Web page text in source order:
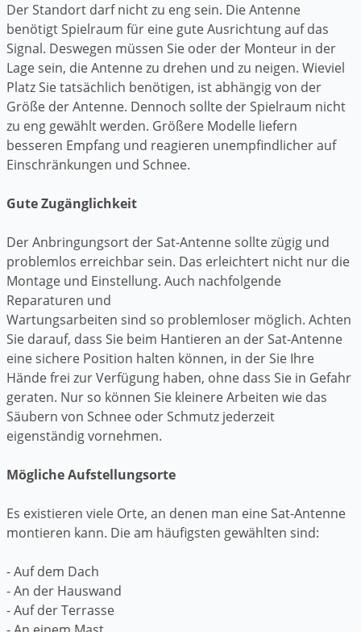
Der Standort darf nicht zu eng sein. Die Antenne
benötigt Spielraum für eine gute Ausrichtung auf das
Signal. Deswegen müssen Sie oder der Monteur in der
Lage sein, die Antenne zu drehen und zu neigen. Wieviel
Platz Sie tatsächlich benötigen, ist abhängig von der
Größe der Antenne. Dennoch sollte der Spielraum nicht
zu eng gewählt werden. Größere Modelle liefern
besseren Empfang und reagieren unempfindlicher auf
Einschränkungen und Schnee.
Gute Zugänglichkeit
Der Anbringungsort der Sat-Antenne sollte zügig und
problemlos erreichbar sein. Das erleichtert nicht nur die
Montage und Einstellung. Auch nachfolgende
Reparaturen und
Wartungsarbeiten sind so problemloser möglich. Achten
Sie darauf, dass Sie beim Hantieren an der Sat-Antenne
eine sichere Position halten können, in der Sie Ihre
Hände frei zur Verfügung haben, ohne dass Sie in Gefahr
geraten. Nur so können Sie kleinere Arbeiten wie das
Säubern von Schnee oder Schmutz jederzeit
eigenständig vornehmen.
Mögliche Aufstellungsorte
Es existieren viele Orte, an denen man eine Sat-Antenne
montieren kann. Die am häufigsten gewählten sind:
- Auf dem Dach
- An der Hauswand
- Auf der Terrasse